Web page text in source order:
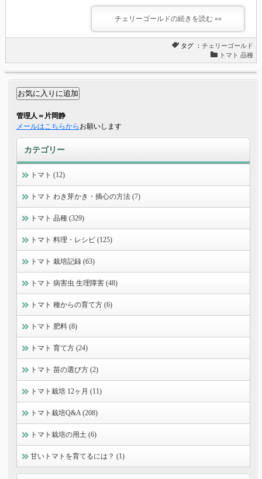
チェリーゴールドの続きを読む »»
タグ ：チェリーゴールド
トマト 品種
管理人＝片岡静
メールはこちらから お願いします
カテゴリー
トマト (12)
トマト わき芽かき・摘心の方法 (7)
トマト 品種 (329)
トマト 料理・レシピ (125)
トマト 栽培記録 (63)
トマト 病害虫 生理障害 (48)
トマト 種からの育て方 (6)
トマト 肥料 (8)
トマト 育て方 (24)
トマト 苗の選び方 (2)
トマト栽培 12ヶ月 (11)
トマト栽培Q&A (208)
トマト栽培の用土 (6)
甘いトマトを育てるには？ (1)